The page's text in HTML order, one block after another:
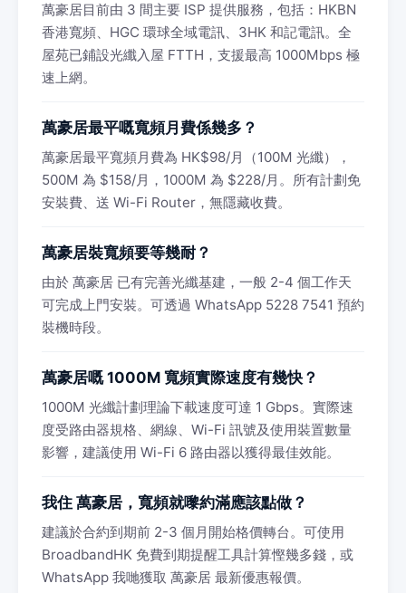
萬豪居目前由 3 間主要 ISP 提供服務，包括：HKBN
香港寬頻、HGC 環球全域電訊、3HK 和記電訊。全
屋苑已鋪設光纖入屋 FTTH，支援最高 1000Mbps 極
速上網。
萬豪居最平嘅寬頻月費係幾多？
萬豪居最平寬頻月費為 HK$98/月（100M 光纖），
500M 為 $158/月，1000M 為 $228/月。所有計劃免
安裝費、送 Wi-Fi Router，無隱藏收費。
萬豪居裝寬頻要等幾耐？
由於 萬豪居 已有完善光纖基建，一般 2-4 個工作天
可完成上門安裝。可透過 WhatsApp 5228 7541 預約
裝機時段。
萬豪居嘅 1000M 寬頻實際速度有幾快？
1000M 光纖計劃理論下載速度可達 1 Gbps。實際速
度受路由器規格、網線、Wi-Fi 訊號及使用裝置數量
影響，建議使用 Wi-Fi 6 路由器以獲得最佳效能。
我住 萬豪居，寬頻就嚟約滿應該點做？
建議於合約到期前 2-3 個月開始格價轉台。可使用
BroadbandHK 免費到期提醒工具計算慳幾多錢，或
WhatsApp 我哋獲取 萬豪居 最新優惠報價。